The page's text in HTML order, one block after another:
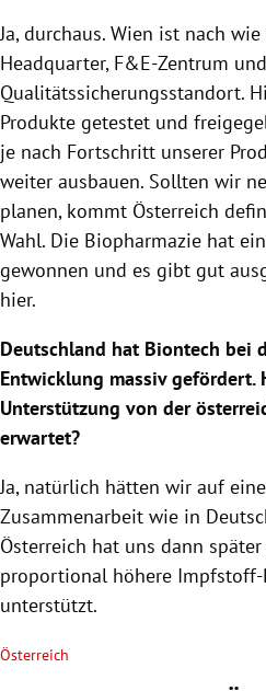
Ja, durchaus. Wien ist nach
Headquarter, F&E-Zentrum und
Qualitätssicherungsstandort.
Produkte getestet und
je nach Fortschritt unserer
weiter ausbauen. Sollten wir
planen, kommt Österreich
Wahl. Die Biopharmazie hat
gewonnen und es gibt gut
hier.
Deutschland hat Biontech bei
Entwicklung massiv gefördert.
Unterstützung von der
erwartet?
Ja, natürlich hätten wir auf
Zusammenarbeit wie in
Österreich hat uns dann
proportional höhere
unterstützt.
Österreich